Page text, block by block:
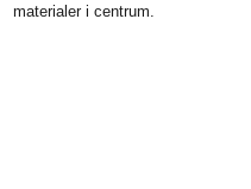
materialer i centrum.